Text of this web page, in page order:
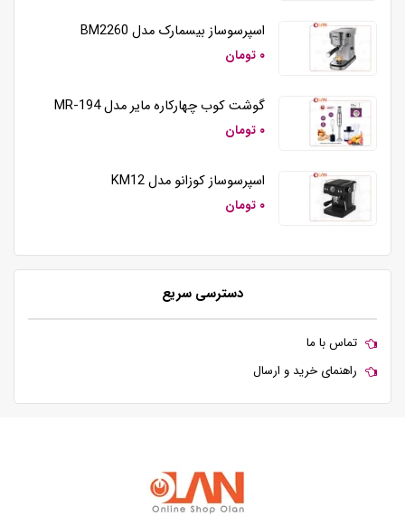
اسپرسوساز بیسمارک مدل BM2260
۰ تومان
گوشت کوب چهارکاره مایر مدل MR-194
۰ تومان
اسپرسوساز کوزانو مدل KM12
۰ تومان
دسترسی سریع
تماس با ما
راهنمای خرید و ارسال